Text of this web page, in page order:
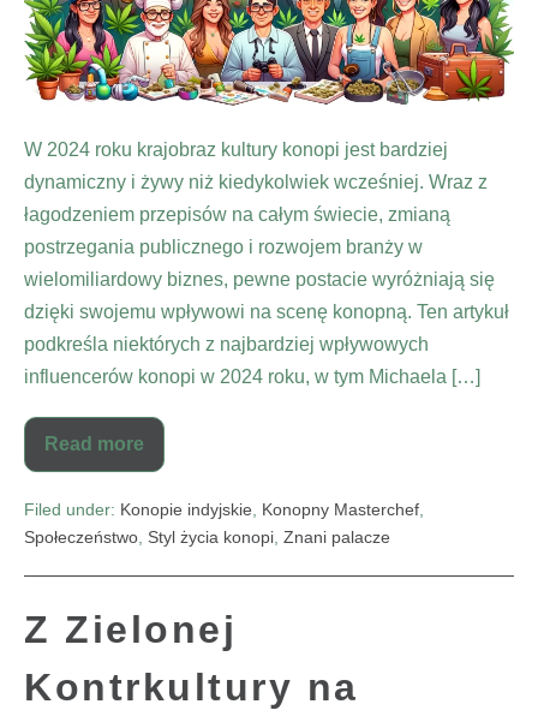
W 2024 roku krajobraz kultury konopi jest bardziej
dynamiczny i żywy niż kiedykolwiek wcześniej. Wraz z
łagodzeniem przepisów na całym świecie, zmianą
postrzegania publicznego i rozwojem branży w
wielomiliardowy biznes, pewne postacie wyróżniają się
dzięki swojemu wpływowi na scenę konopną. Ten artykuł
podkreśla niektórych z najbardziej wpływowych
influencerów konopi w 2024 roku, w tym Michaela […]
Read more
Filed under: Konopie indyjskie Konopny Masterchef
Społeczeństwo Styl życia konopi Znani palacze
Z Zielonej
Kontrkultury na